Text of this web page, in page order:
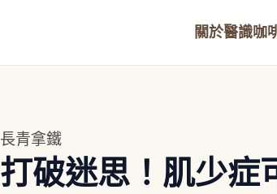
關於醫識咖
長青拿鐵
打破迷思！肌少症